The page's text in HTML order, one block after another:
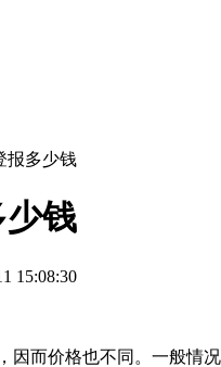
报多少钱
钱
15:08:30
而价格也不同。一般情